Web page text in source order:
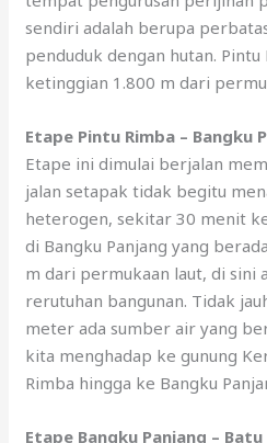
sendiri adalah berupa
penduduk dengan hutan.
ketinggian 1.800 m dari
Etape Pintu Rimba – Bangku
Etape ini dimulai berjalan
jalan setapak tidak begitu
heterogen, sekitar 30 menit
di Bangku Panjang yang
m dari permukaan laut, di sini
rerutuhan bangunan. Tidak
meter ada sumber air yang
kita menghadap ke gunung
Rimba hingga ke Bangku
Etape Bangku Panjang –